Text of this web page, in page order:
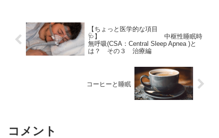
【ちょっと医学的な項目
🩺】 中枢性睡眠時
無呼吸(CSA：Central Sleep Apnea )と
は？ その３ 治療編
コーヒーと睡眠
コメント